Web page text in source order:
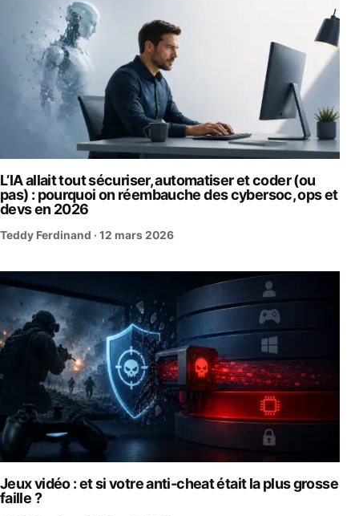
L’IA allait tout sécuriser, automatiser et coder (ou
pas) : pourquoi on réembauche des cybersoc, ops et
devs en 2026
Teddy Ferdinand · 12 mars 2026
Jeux vidéo : et si votre anti-cheat était la plus grosse
faille ?